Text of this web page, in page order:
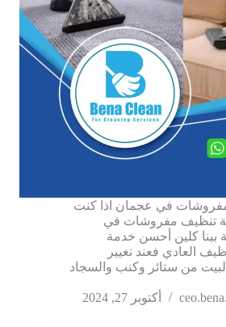
في عجمان اذا كنت
تنظيف مفروشات في
كلين أحسن خدمة
العادي فعند تغيير
من ستائر وكنب والسجاد
أكتوبر 27, 2024